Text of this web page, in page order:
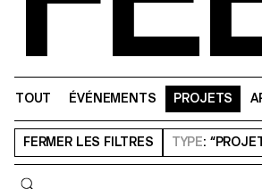
TOUT ÉVÉNEMENTS PROJETS
FERMER LES FILTRES TYPE: